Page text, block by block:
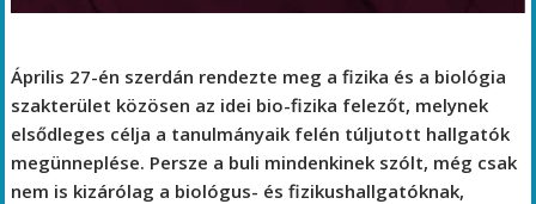
Április 27-én szerdán rendezte meg a fizika és a biológia
szakterület közösen az idei bio-fizika felezőt, melynek
elsődleges célja a tanulmányaik felén túljutott hallgatók
megünneplése. Persze a buli mindenkinek szólt, még csak
nem is kizárólag a biológus- és fizikushallgatóknak,